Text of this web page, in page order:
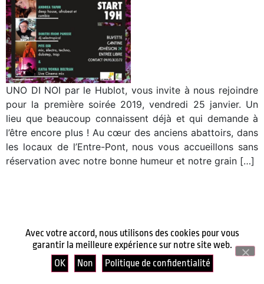
UNO DI NOI par le Hublot, vous invite à nous rejoindre
pour la première soirée 2019, vendredi 25 janvier. Un
lieu que beaucoup connaissent déjà et qui demande à
l’être encore plus ! Au cœur des anciens abattoirs, dans
les locaux de l’Entre-Pont, nous vous accueillons sans
réservation avec notre bonne humeur et notre grain […]
Avec votre accord, nous utilisons des cookies pour vous
garantir la meilleure expérience sur notre site web.
OK
Non Politique de confidentialité